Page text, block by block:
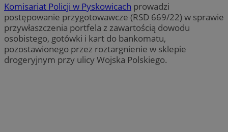
Komisariat Policji w Pyskowicach prowadzi
postępowanie przygotowawcze (RSD 669/22) w sprawie
przywłaszczenia portfela z zawartością dowodu
osobistego, gotówki i kart do bankomatu,
pozostawionego przez roztargnienie w sklepie
drogeryjnym przy ulicy Wojska Polskiego.